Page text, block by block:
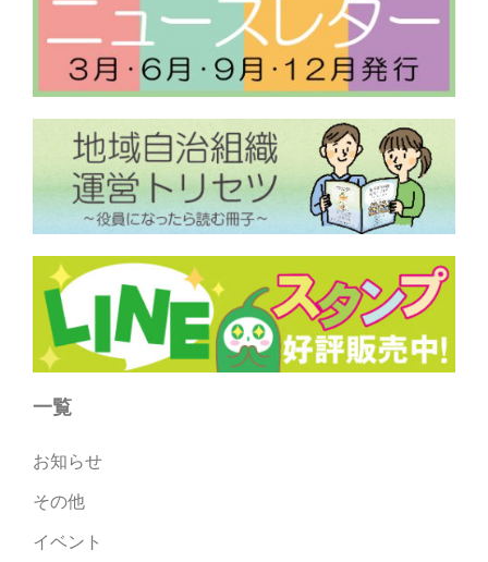
一覧
お知らせ
その他
イベント